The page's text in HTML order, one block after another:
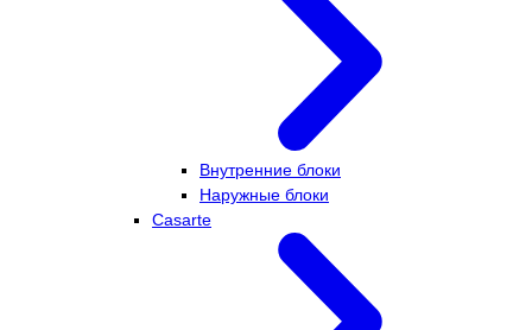
Внутренние блоки
Наружные блоки
Casarte